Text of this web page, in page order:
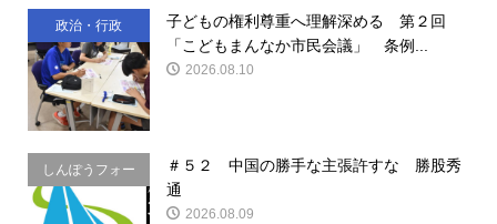
政治・行政
子どもの権利尊重へ理解深める 第２回
「こどもまんなか市民会議」 条例...
2026.08.10
しんぽうフォー
ラム
＃５２ 中国の勝手な主張許すな 勝股秀
通
2026.08.09